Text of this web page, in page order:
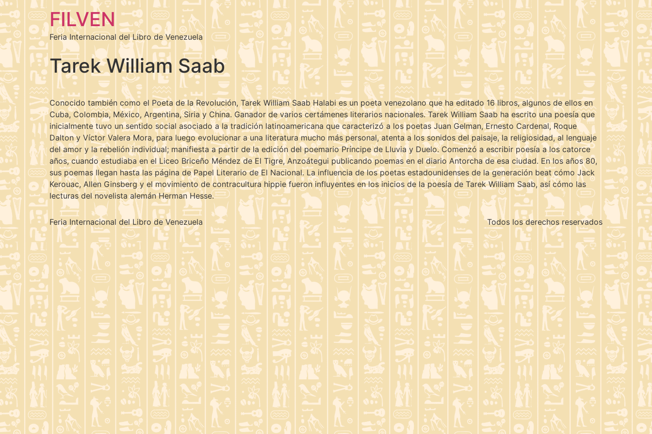
FILVEN
Feria Internacional del Libro de Venezuela
Tarek William Saab
Conocido también como el Poeta de la Revolución, Tarek William Saab Halabi es un poeta venezolano que ha editado 16 libros, algunos de ellos en
Cuba, Colombia, México, Argentina, Siria y China. Ganador de varios certámenes literarios nacionales. Tarek William Saab ha escrito una poesía que
inicialmente tuvo un sentido social asociado a la tradición latinoamericana que caracterizó a los poetas Juan Gelman, Ernesto Cardenal, Roque
Dalton y Víctor Valera Mora, para luego evolucionar a una literatura mucho más personal, atenta a los sonidos del paisaje, la religiosidad, al lenguaje
del amor y la rebelión individual; manifiesta a partir de la edición del poemario Príncipe de Lluvia y Duelo. Comenzó a escribir poesía a los catorce
años, cuando estudiaba en el Liceo Briceño Méndez de El Tigre, Anzoátegui publicando poemas en el diario Antorcha de esa ciudad. En los años 80,
sus poemas llegan hasta las página de Papel Literario de El Nacional. La influencia de los poetas estadounidenses de la generación beat cómo Jack
Kerouac, Allen Ginsberg y el movimiento de contracultura hippie fueron influyentes en los inicios de la poesía de Tarek William Saab, así cómo las
lecturas del novelista alemán Herman Hesse.
Feria Internacional del Libro de Venezuela Todos los derechos reservados